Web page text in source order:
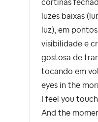
cortinas
luzes baixas
luz), em
visibilidade e
gostosa de
tocando em
eyes in the
I feel you
And the